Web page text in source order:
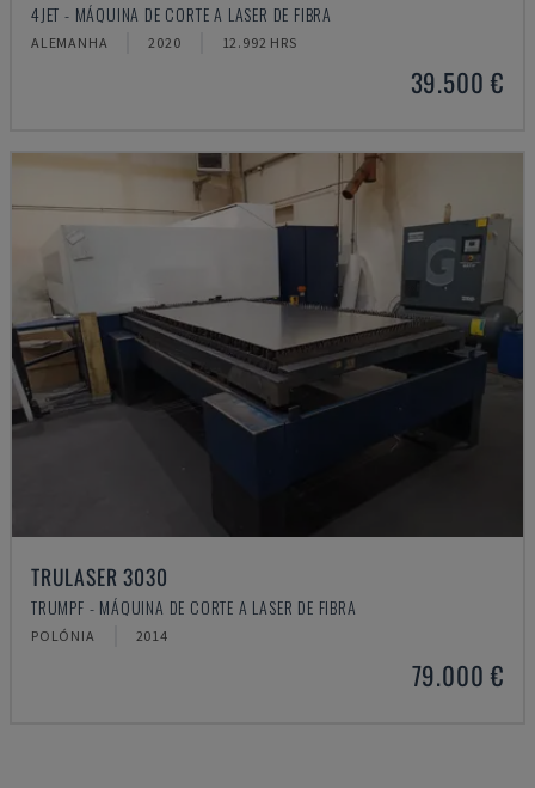
4JET - MÁQUINA DE CORTE A LASER DE FIBRA
ALEMANHA 2020 12.992 HRS
39.500 €
TRULASER 3030
TRUMPF - MÁQUINA DE CORTE A LASER DE FIBRA
POLÓNIA 2014
79.000 €